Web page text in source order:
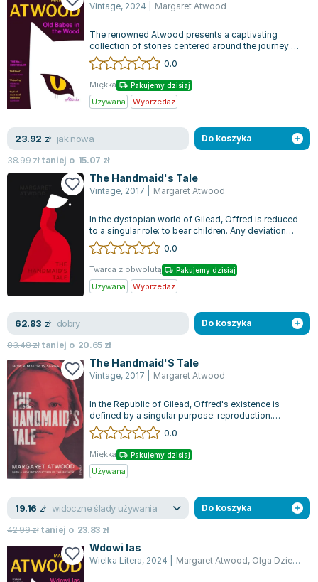
Vintage, 2024 Margaret Atwood
The renowned Atwood presents a captivating
collection of stories centered around the journey of
a married couple, examining both t...
0.0
Miękka Pakujemy dzisiaj
Używana Wyprzedaż
23.92 zł jak nowa
38.99złtaniej o 15.07 zł
Do koszyka
The Handmaid's Tale
Vintage, 2017 Margaret Atwood
In the dystopian world of Gilead, Offred is reduced
to a singular role: to bear children. Any deviation
from her assigned duty cou...
0.0
Twarda z obwolutą Pakujemy dzisiaj
Używana Wyprzedaż
62.83 zł dobry
83.48złtaniej o 20.65 zł
Do koszyka
The Handmaid'S Tale
Vintage, 2017 Margaret Atwood
In the Republic of Gilead, Offred's existence is
defined by a singular purpose: reproduction.
Should she stray from this path, her...
0.0
Miękka Pakujemy dzisiaj
Używana
19.16 zł widoczne ślady używania
42.99złtaniej o 23.83 zł
Do koszyka
Wdowi las
Wielka Litera, 2024 Margaret Atwood, Olga Dziedzic